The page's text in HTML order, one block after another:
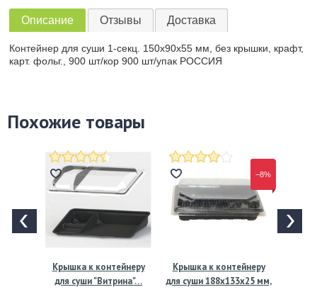
Описание Отзывы Доставка
Контейнер для суши 1-секц. 150х90х55 мм, без крышки, крафт,
карт. фольг., 900 шт/кор 900 шт/упак РОССИЯ
Похожие товары
Крышка к контейнеру
для суши "Витрина"…
−8%
Крышка к контейнеру
для суши 188х133х25 мм,